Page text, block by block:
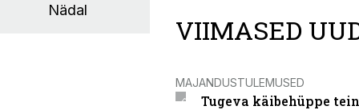
Nädal
VIIMASED
MAJANDUSTULEMUSED
Tugeva käibehüppe